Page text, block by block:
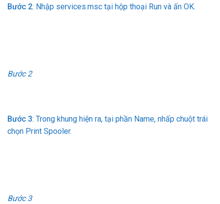
Bước 2: Nhập services.msc tại hộp thoại Run và ấn OK.
Bước 2
Bước 3: Trong khung hiện ra, tại phần Name, nhấp chuột trái
chọn Print Spooler.
Bước 3